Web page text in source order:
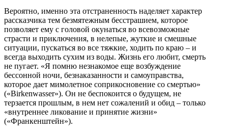
Вероятно, именно эта отстраненность наделяет характер
рассказчика тем безмятежным бесстрашием, которое
позволяет ему с головой окунаться во всевозможные
страсти и приключения, в нелепые, жуткие и смешные
ситуации, пускаться во все тяжкие, ходить по краю – и
всегда выходить сухим из воды. Жизнь его любит, смерть
не пугает. «Я помню незнакомое еще возбуждение
бессонной ночи, безнаказанности и самоуправства,
которое дает мимолетное соприкосновение со смертью»
(«Birkenwasser»). Он не беспокоится о будущем, не
терзается прошлым, в нем нет сожалений и обид – только
«внутреннее ликование и принятие жизни»
(«Франкенштейн»).